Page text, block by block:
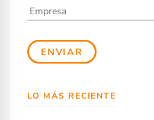
LO MÁS RECIENTE